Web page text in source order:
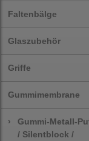
Faltenbälge
Glaszubehör
Griffe
Gummimembrane
›
Gummi-Metall-
/ Silentblock /